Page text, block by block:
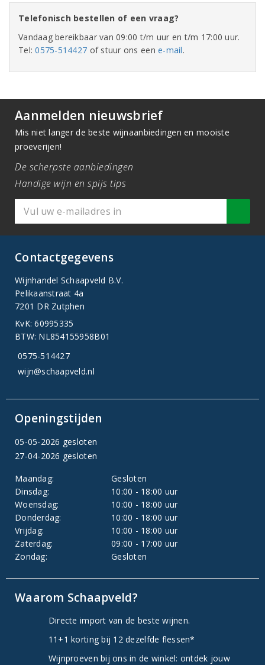
Telefonisch bestellen of een vraag?
Vandaag bereikbaar van 09:00 t/m uur en t/m 17:00 uur.
Tel:0575-514427 of stuur ons eene-mail.
Aanmelden nieuwsbrief
Mis niet langer de beste wijnaanbiedingen en mooiste
proeverijen!
De scherpste aanbiedingen
Handige wijn en spijs tips
Contactgegevens
Wijnhandel Schaapveld B.V.
Pelikaanstraat 4a
7201 DR Zutphen
KvK: 60995335
BTW: NL854155958B01
0575-514427
wijn@schaapveld.nl
Openingstijden
05-05-2026 gesloten
27-04-2026 gesloten
Maandag:
Gesloten
Dinsdag:
10:00 - 18:00 uur
Woensdag:
10:00 - 18:00 uur
Donderdag:
10:00 - 18:00 uur
Vrijdag:
10:00 - 18:00 uur
Zaterdag:
09:00 - 17:00 uur
Zondag:
Gesloten
Waarom Schaapveld?
Directe import van de beste wijnen.
11+1 korting bij 12 dezelfde flessen*
Wijnproeven bij ons in de winkel: ontdek jouw